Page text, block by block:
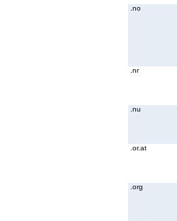
.no
.nr
.nu
.or.at
.org